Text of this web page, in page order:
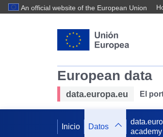
An official website of the European Union
European data
data.europa.eu El
Inicio Datos
academy